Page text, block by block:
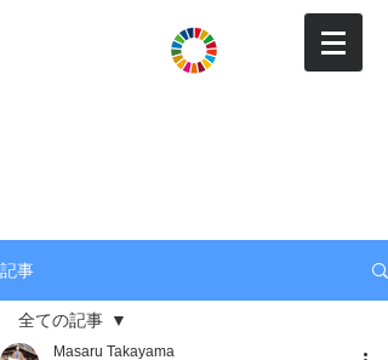
記事
全ての記事
Masaru Takayama